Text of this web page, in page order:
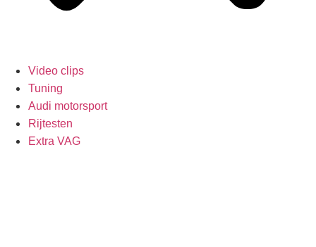
Video clips
Tuning
Audi motorsport
Rijtesten
Extra VAG